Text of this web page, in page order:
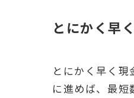
とにかく早
とにかく早く
に進めば、最短